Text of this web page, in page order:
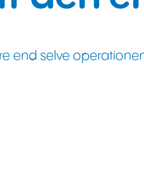
end selve